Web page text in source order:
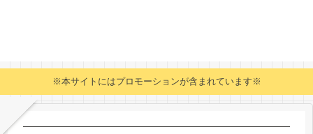
※本サイトにはプロモーションが含まれています※